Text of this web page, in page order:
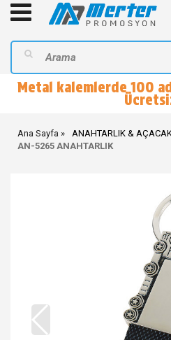
Metal kalemlerde 100
Ana Sayfa ANAHTARLIK &
AN-5265 ANAHTARLIK